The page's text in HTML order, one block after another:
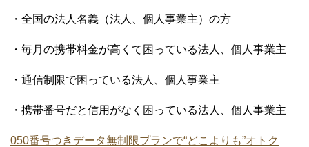
・全国の法人名義（法人、個人事業主）の方
・毎月の携帯料金が高くて困っている法人、個人事業主
・通信制限で困っている法人、個人事業主
・携帯番号だと信用がなく困っている法人、個人事業主
050番号つきデータ無制限プランで“どこよりも”オトク